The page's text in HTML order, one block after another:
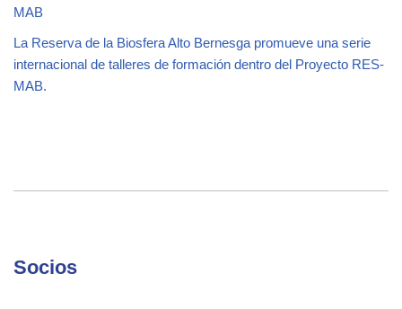
MAB
La Reserva de la Biosfera Alto Bernesga promueve una serie
internacional de talleres de formación dentro del Proyecto RES-
MAB.
Socios